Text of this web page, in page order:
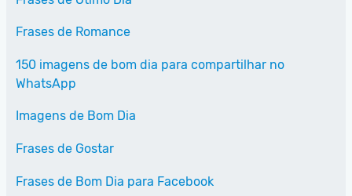
Frases de Romance
150 imagens de bom dia para compartilhar no
WhatsApp
Imagens de Bom Dia
Frases de Gostar
Frases de Bom Dia para Facebook